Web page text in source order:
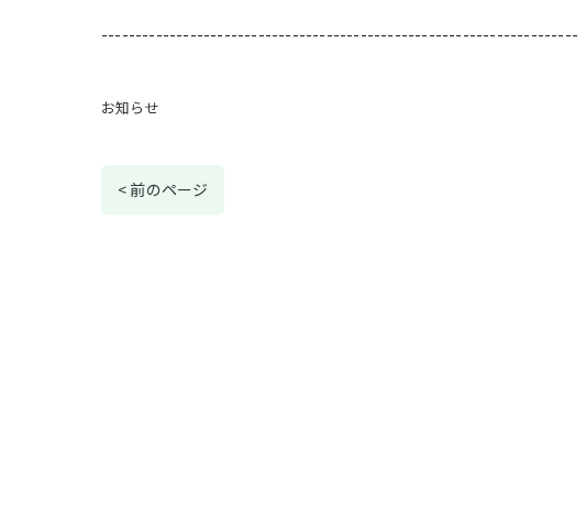
----------------------------------------------------------------------
お知らせ
< 前のページ